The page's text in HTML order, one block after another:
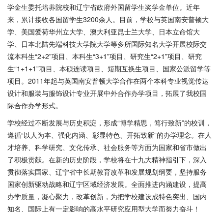
学金生委托培养院校和辽宁省政府外国留学生奖学金单位。近年
来，累计接收各国留学生3200余人。目前，学校与英国南安普顿大
学、美国爱荷华州立大学、澳大利亚昆士兰大学、日本立命馆大
学、日本北陆先端科技大学院大学等多所国际知名大学开展校际交
流本科生“2+2”项目、本科生“3+1”项目、研究生“2+1”项目、研究
生“1+1+1”项目、本硕连读项目、短期互换生项目、国家公派留学等
项目。2011年起与英国南安普顿大学合作在两个本科专业视觉传达
设计和服装与服饰设计专业开展中外合作办学项目，拓展了我校国
际合作办学形式。
学校经过不断发展与历史积淀，形成“博学精思，笃行致新”的校训，
遵循“以人为本、强化内涵、彰显特色、开拓致新”的办学理念。在人
才培养、科学研究、文化传承、社会服务等方面为国家和省市做出
了积极贡献。在新的历史阶段，学校将在十九大精神指引下，深入
贯彻落实国家、辽宁省中长期教育改革和发展规划纲要，坚持服务
国家创新驱动战略和辽宁区域经济发展。全面推进内涵建设，提高
办学质量，凝心聚力，改革创新，为把学校建设成特色突出、国内
知名、国际上有一定影响的高水平研究应用型大学而努力奋斗！